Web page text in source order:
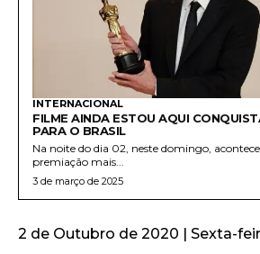
INTERNACIONAL
FILME AINDA ESTOU AQUI
PARA O BRASIL
Na noite do dia 02, neste domingo,
premiação mais...
3 de março de 2025
2 de Outubro de 2020 | Sexta-